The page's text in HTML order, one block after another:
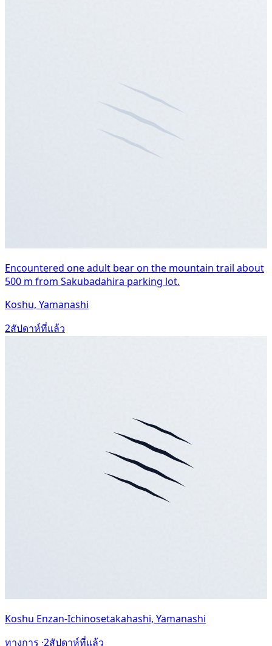
Encountered one adult bear on the mountain trail about
500 m from Sakubadahira parking lot.
Koshu, Yamanashi
2สัปดาห์ที่แล้ว
Koshu Enzan-Ichinosetakahashi, Yamanashi
ทางการ ·2สัปดาห์ที่แล้ว